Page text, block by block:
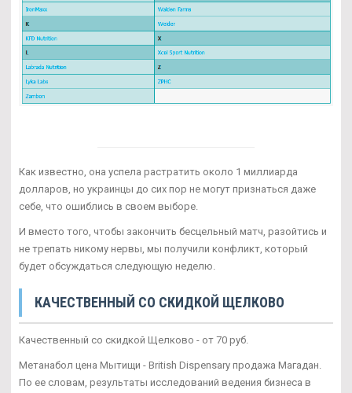
Как известно, она успела растратить около 1 миллиарда
долларов, но украинцы до сих пор не могут признаться даже
себе, что ошиблись в своем выборе.
И вместо того, чтобы закончить бесцельный матч, разойтись и
не трепать никому нервы, мы получили конфликт, который
будет обсуждаться следующую неделю.
КАЧЕСТВЕННЫЙ СО СКИДКОЙ ЩЕЛКОВО
Качественный со скидкой Щелково - от 70 руб.
Метанабол цена Мытищи - British Dispensary продажа Магадан.
По ее словам, результаты исследований ведения бизнеса в